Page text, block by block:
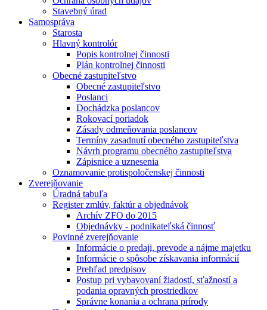
Stavebný úrad
Samospráva
Starosta
Hlavný kontrolór
Popis kontrolnej činnosti
Plán kontrolnej činnosti
Obecné zastupiteľstvo
Obecné zastupiteľstvo
Poslanci
Dochádzka poslancov
Rokovací poriadok
Zásady odmeňovania poslancov
Termíny zasadnutí obecného zastupiteľstva
Návrh programu obecného zastupiteľstva
Zápisnice a uznesenia
Oznamovanie protispoločenskej činnosti
Zverejňovanie
Úradná tabuľa
Register zmlúv, faktúr a objednávok
Archív ZFO do 2015
Objednávky - podnikateľská činnosť
Povinné zverejňovanie
Informácie o predaji, prevode a nájme majetku
Informácie o spôsobe získavania informácií
Prehľad predpisov
Postup pri vybavovaní žiadostí, sťažností a
podania opravných prostriedkov
Správne konania a ochrana prírody